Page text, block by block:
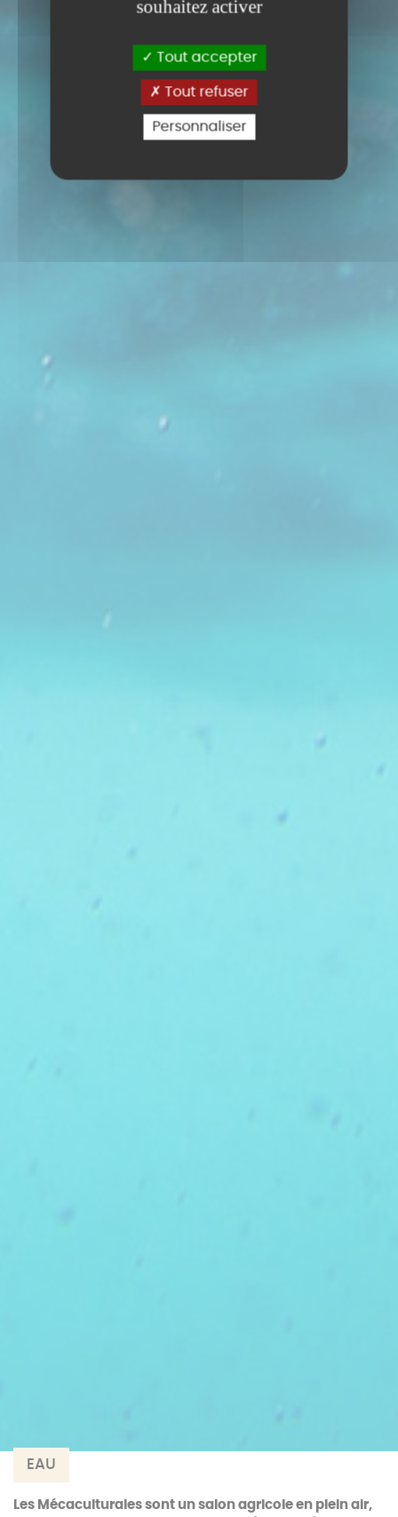
souhaitez activer
Tout accepter
Tout refuser
Personnaliser
EAU
Les Mécaculturales sont un salon agricole en plein air,